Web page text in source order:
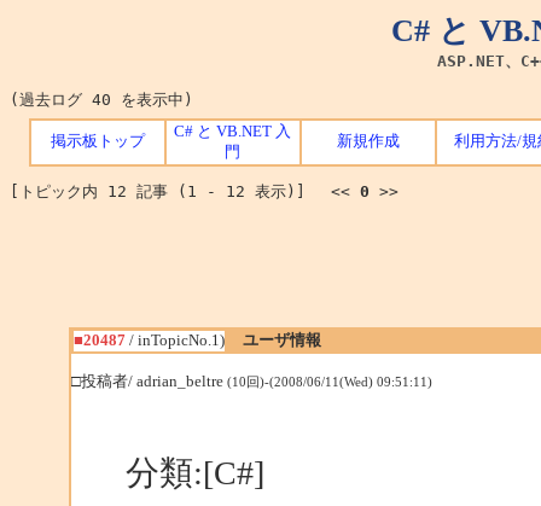
C# と
ASP.NET、
(過去ログ 40 を表示中)
掲示板トップ
C# と VB.NET 入
門
新規作成 利用方法/規
[トピック内 12 記事 (1 - 12 表示)] << 0 >>
■20487/ inTopicNo.1) ユーザ情報
□投稿者/ adrian_beltre (10回)-(2008/06/11(Wed) 09:51:11)
分類:[C#]